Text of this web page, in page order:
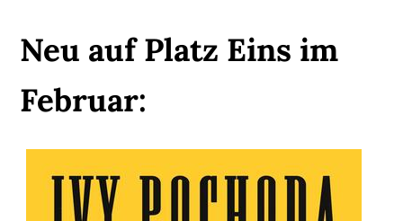
Neu auf Platz Eins im
Februar: